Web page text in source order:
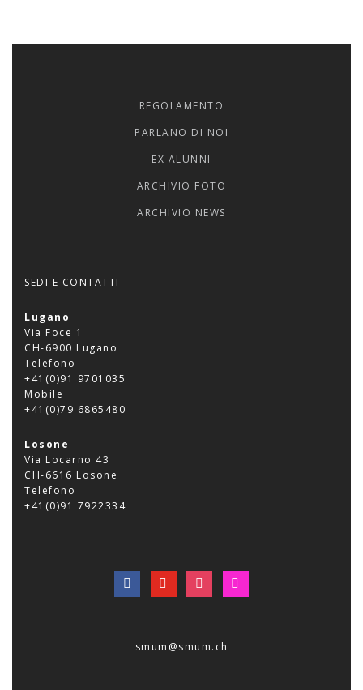
REGOLAMENTO
PARLANO DI NOI
EX ALUNNI
ARCHIVIO FOTO
ARCHIVIO NEWS
SEDI E CONTATTI
Lugano
Via Foce 1
CH-6900 Lugano
Telefono
+41(0)91 9701035
Mobile
+41(0)79 6865480
Losone
Via Locarno 43
CH-6616 Losone
Telefono
+41(0)91 7922334
facebookyoutubeinstagram
mail
smum@smum.ch